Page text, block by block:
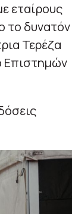
εταίρους
το δυνατόν
Τερέζα
Επιστημών